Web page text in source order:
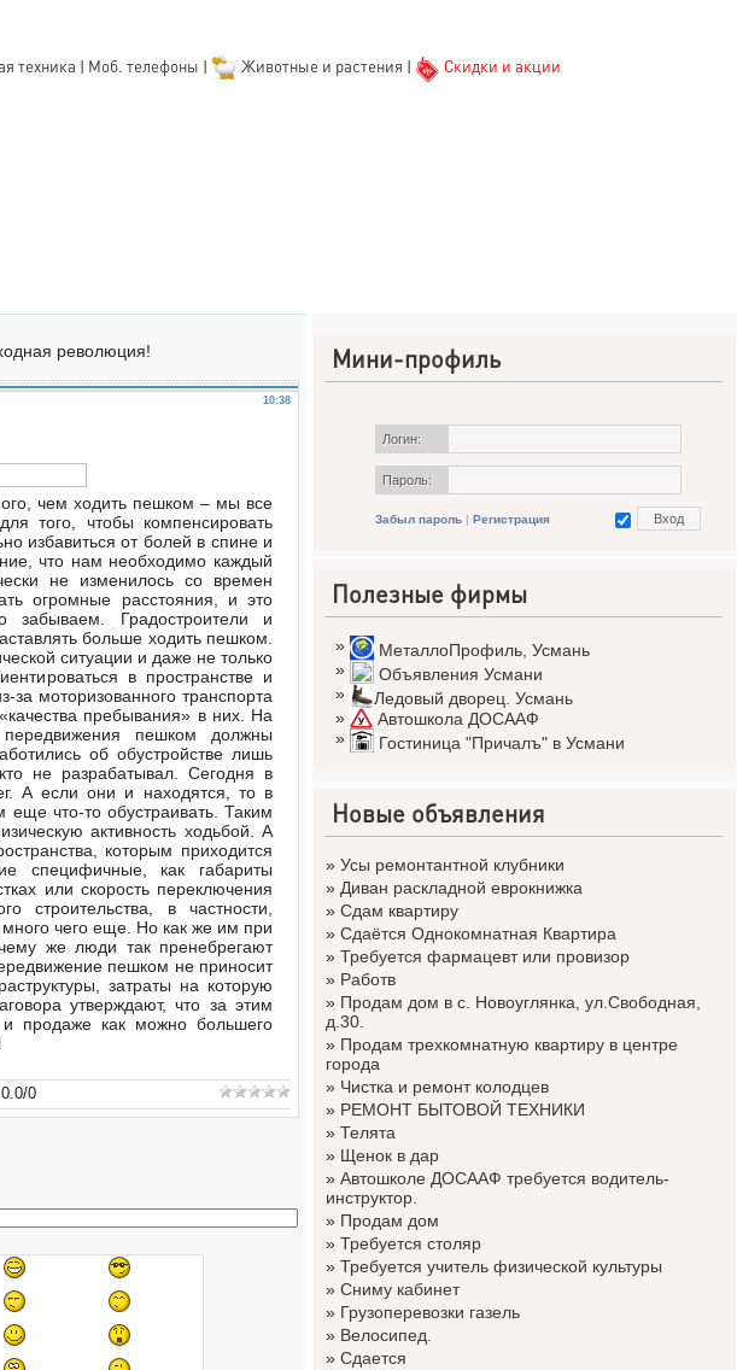
техника | Моб. телефоны | Животные и растения | Скидки и акции
революция!
10:38
чем ходить пешком – мы все
того, чтобы компенсировать
избавиться от болей в спине и
что нам необходимо каждый
не изменилось со времен
огромные расстояния, и это
Градостроители и
больше ходить пешком.
ситуации и даже не только
в пространстве и
за моторизованного транспорта
пребывания» в них. На
пешком должны
об обустройстве лишь
не разрабатывал. Сегодня в
А если они и находятся, то в
еще что-то обустраивать. Таким
активность ходьбой. А
которым приходится
специфичные, как габариты
или скорость переключения
в частности,
много чего еще. Но как же им при
же люди так пренебрегают
пешком не приносит
затраты на которую
утверждают, что за этим
и продаже как можно большего
0.0/0
Мини-профиль
Логин:
Пароль:
Забыл пароль | Регистрация
Полезные фирмы
» МеталлоПрофиль Усмань
»
Объявления Усмани
»
Ледовый дворец. Усмань
»
Автошкола ДОСААФ
»
Гостиница "Причалъ" в Усмани
Новые объявления
» Усы ремонтантной клубники
» Диван раскладной еврокнижка
» Сдам квартиру
» Сдаётся Однокомнатная Квартира
» Требуется фармацевт или провизор
» Работв
» Продам дом в с. Новоуглянка, ул.Свободная,
д.30.
» Продам трехкомнатную квартиру в центре
города
» Чистка и ремонт колодцев
» РЕМОНТ БЫТОВОЙ ТЕХНИКИ
» Телята
» Щенок в дар
» Автошколе ДОСААФ требуется водитель-
инструктор.
» Продам дом
» Требуется столяр
» Требуется учитель физической культуры
» Сниму кабинет
» Грузоперевозки газель
» Велосипед.
» Сдается